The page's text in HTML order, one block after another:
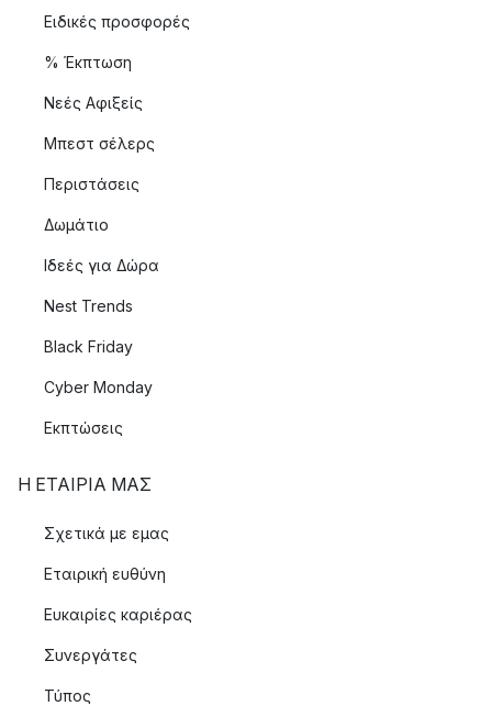
Ειδικές προσφορές
% Έκπτωση
Νεές Αφιξείς
Μπεστ σέλερς
Περιστάσεις
Δωμάτιο
Ιδεές για Δώρα
Nest Trends
Black Friday
Cyber Monday
Εκπτώσεις
Η ΕΤΑΊΡΙΑ ΜΑΣ
Σχετικά με εμας
Εταιρική ευθύνη
Ευκαιρίες καριέρας
Συνεργάτες
Τύπος